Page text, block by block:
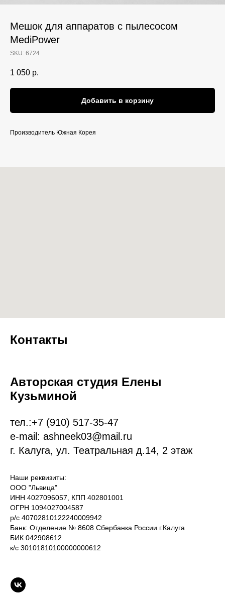
Мешок для аппаратов с пылесосом
MediPower
SKU: 6724
1 050 р.
Добавить в корзину
Производитель Южная Корея
Контакты
Авторская студия Елены
Кузьминой
тел.:+7 (910) 517-35-47
e-mail: ashneek03@mail.ru
г. Калуга, ул. Театральная д.14, 2 этаж
Наши реквизиты:
ООО "Львица"
ИНН 4027096057, КПП 402801001
ОГРН 1094027004587
р/с 40702810122240009942
Банк: Отделение № 8608 Сбербанка России г.Калуга
БИК 042908612
к/с 30101810100000000612